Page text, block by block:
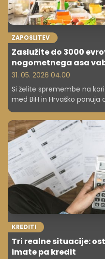
ZAPOSLITEV
Zaslužite do 3000
nogometnega asa
31. 05. 2026 04.00
Si želite spremembe na
med BiH in Hrvaško
Vključena sta brezplačna
idealno za vse, ki iščejo hitro
KREDITI
Tri realne situacije:
imate pa kredit